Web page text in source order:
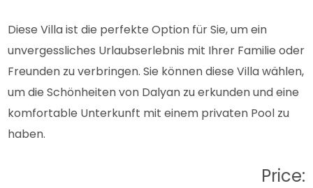
Diese Villa ist die perfekte Option für Sie, um ein
unvergessliches Urlaubserlebnis mit Ihrer Familie oder
Freunden zu verbringen. Sie können diese Villa wählen,
um die Schönheiten von Dalyan zu erkunden und eine
komfortable Unterkunft mit einem privaten Pool zu
haben.
Price: